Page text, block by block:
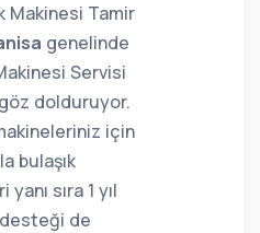
Makinesi Tamir
genelinde
Servisi
dolduruyor.
için
bulaşık
sıra 1 yıl
de